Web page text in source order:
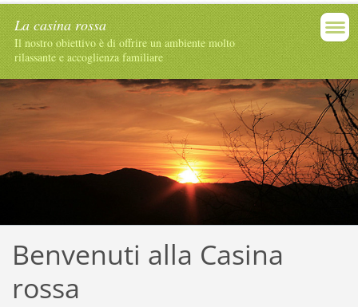
La casina rossa
Il nostro obiettivo è di offrire un ambiente molto
rilassante e accoglienza familiare
Benvenuti alla Casina
rossa